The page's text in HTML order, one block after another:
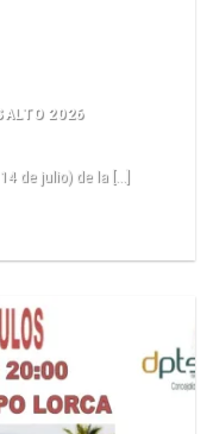
2026
de julio) de la [...]